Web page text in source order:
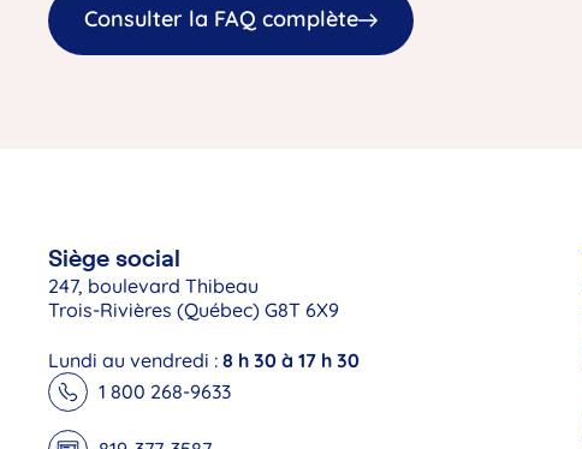
Consulter la FAQ complète
Siège social
247, boulevard Thibeau
Trois-Rivières (Québec) G8T 6X9
Lundi au vendredi :8 h 30 à 17 h 30
1 800 268-9633